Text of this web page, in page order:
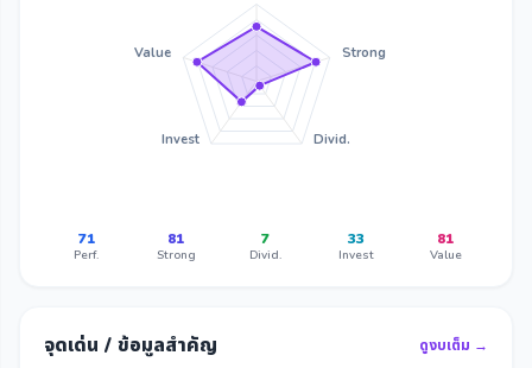
Strong
Divid.
Invest
Value
71
Perf.
81
Strong
7
Divid.
33
Invest
81
Value
จุดเด่น / ข้อมูลสำคัญ ดูงบเต็ม →